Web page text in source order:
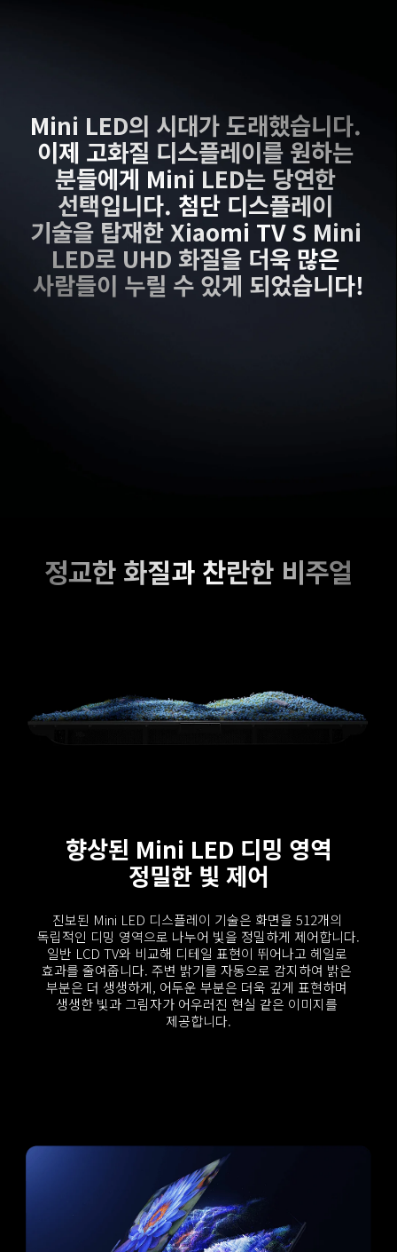
Mini LED의 시대가 도래했습니다.
이제 고화질 디스플레이를 원하는
분들에게 Mini LED는 당연한
선택입니다. 첨단 디스플레이
기술을 탑재한 Xiaomi TV S Mini
LED로 UHD 화질을 더욱 많은
사람들이 누릴 수 있게 되었습니다!
정교한 화질과 찬란한 비주얼
향상된 Mini LED 디밍 영역
정밀한 빛 제어
진보된 Mini LED 디스플레이 기술은 화면을 512개의
독립적인 디밍 영역으로 나누어 빛을 정밀하게 제어합니다.
일반 LCD TV와 비교해 디테일 표현이 뛰어나고 헤일로
효과를 줄여줍니다. 주변 밝기를 자동으로 감지하여 밝은
부분은 더 생생하게, 어두운 부분은 더욱 깊게 표현하며
생생한 빛과 그림자가 어우러진 현실 같은 이미지를
제공합니다.